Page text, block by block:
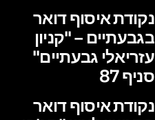
נקודת איסוף דואר
בגבעתיים – "קניון
עזריאלי גבעתיים"
סניף 87
נקודת איסוף דואר